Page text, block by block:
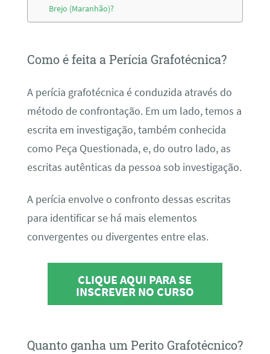
Brejo (Maranhão)?
Como é feita a Perícia Grafotécnica?
A perícia grafotécnica é conduzida através do
método de confrontação. Em um lado, temos a
escrita em investigação, também conhecida
como Peça Questionada, e, do outro lado, as
escritas autênticas da pessoa sob investigação.
A perícia envolve o confronto dessas escritas
para identificar se há mais elementos
convergentes ou divergentes entre elas.
CLIQUE AQUI PARA SE
INSCREVER NO CURSO
Quanto ganha um Perito Grafotécnico?